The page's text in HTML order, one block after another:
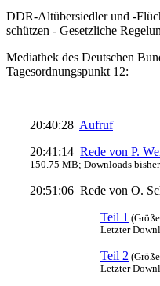
DDR-Altübersiedler und -
schützen - Gesetzliche
Mediathek des Deutschen
Tagesordnungspunkt 12:
20:40:28 Aufruf
20:41:14 Rede von P.
150.75 MB; Downloads
20:51:06 Rede von O.
Teil 1
Letzter
Teil 2
Letzter